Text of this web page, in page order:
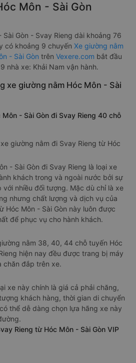
Môn - Sài Gòn
Gòn - Svay Rieng dài khoảng 76
có khoảng 9 chuyến Xe giường nằm
- Sài Gòn trên Vexere.com bắt đầu
nhà xe: Khải Nam vận hành.
xe giường nằm Hóc Môn - Sài
- Sài Gòn đi Svay Rieng 40 chỗ
giường nằm đi Svay Rieng từ Hóc
- Sài Gòn đi Svay Rieng là loại xe
khách trong và ngoài nước bởi sự
với nhiều đối tượng. Mặc dù chỉ là xe
nhưng chất lượng và dịch vụ của
Hóc Môn - Sài Gòn này luôn được
để phục vụ cho hành khách.
nằm 38, 40, 44 chỗ tuyến Hóc
hiện nay đều được trang bị máy
chăn đắp trên xe.
xe này chính là giá cả phải chăng,
khách hàng, thời gian di chuyển
thể dễ dàng chọn lựa hãng xe này
Rieng từ Hóc Môn - Sài Gòn VIP